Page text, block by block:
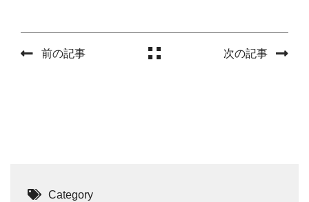
前の記事 次の記事
Category